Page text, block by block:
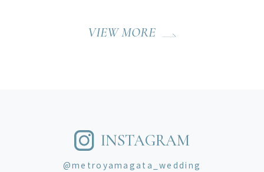
VIEW MORE
INSTAGRAM
@metroyamagata_wedding